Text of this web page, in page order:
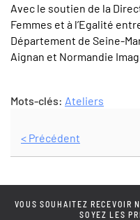
Avec le soutien de la
Femmes et à l’Egalité
Département de Seine-
Aignan et Normandie
Mots-clés: Ateliers
< Précédent
VOUS SOUHAITEZ RECEVOIR
SOYEZ LES